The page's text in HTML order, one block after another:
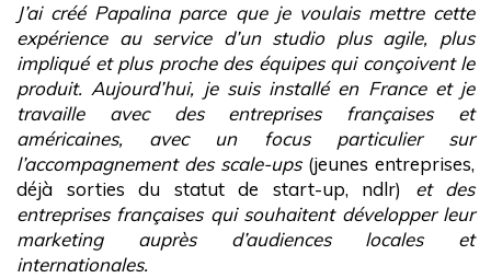
J’ai créé Papalina parce que je voulais mettre cette
expérience au service d’un studio plus agile, plus
impliqué et plus proche des équipes qui conçoivent le
produit. Aujourd’hui, je suis installé en France et je
travaille avec des entreprises françaises et
américaines, avec un focus particulier sur
l’accompagnement des scale-ups (jeunes entreprises,
déjà sorties du statut de start-up, ndlr) et des
entreprises françaises qui souhaitent développer leur
marketing auprès d’audiences locales et
internationales.